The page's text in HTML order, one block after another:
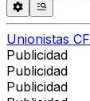
Unionistas CF
Publicidad
Publicidad
Publicidad